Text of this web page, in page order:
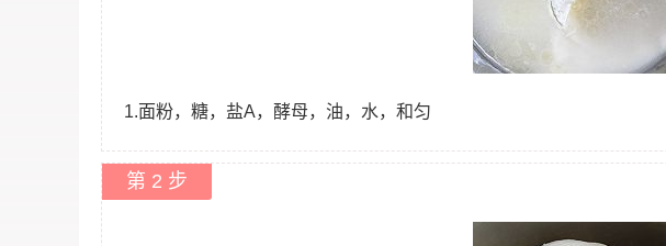
1.面粉，糖，盐A，酵母，油，水，和匀
第 2 步